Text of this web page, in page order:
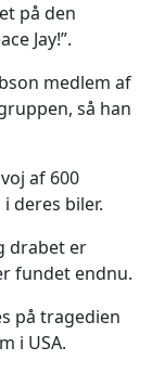
på den
Jay!”.
medlem af
så han
af 600
deres biler.
drabet er
fundet endnu.
på tragedien
i USA.